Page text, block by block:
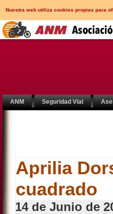
Nuestra web utiliza cookies propias para
ANM Seguridad Vial
Aprilia
cuadrado
14 de Junio de